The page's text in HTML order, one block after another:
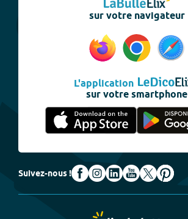
sur votre navigateur
L'application
sur votre smartphone
Suivez-nous !